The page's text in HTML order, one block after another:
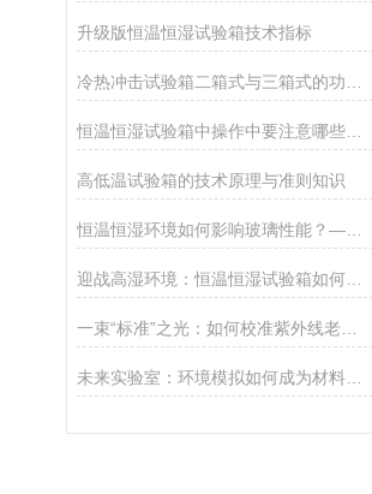
升级版恒温恒湿试验箱技术指标
恒温恒湿试验箱中操作中要注意哪些问题
高低温试验箱的技术原理与准则知识
恒温恒湿环境如何影响玻璃性能？——从微观结构到工业应用的全方面解析
迎战高湿环境：恒温恒湿试验箱如何成为精密产品的“防潮卫士”？
未来实验室：环境模拟如何成为材料创新的“预言家”？